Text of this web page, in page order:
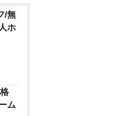
/無
ホ
ム